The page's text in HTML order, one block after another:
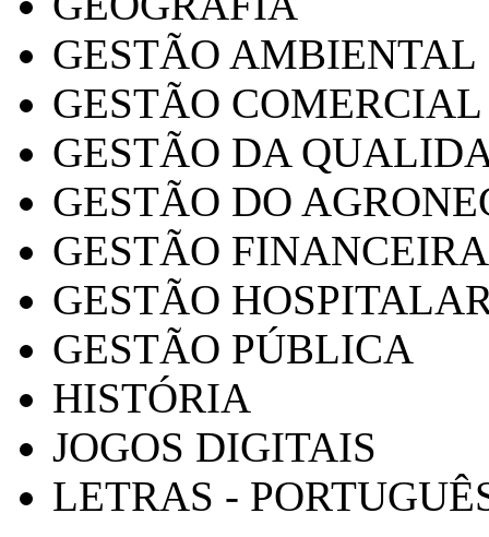
GESTÃO AMBIENTAL
GESTÃO COMERCIAL
GESTÃO DA
GESTÃO DO
GESTÃO FINANCEIRA
GESTÃO
GESTÃO PÚBLICA
HISTÓRIA
JOGOS DIGITAIS
LETRAS -